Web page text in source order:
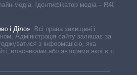
медіа. Ідентифікатор медіа – R40-
і Діло» Всі права захищені і
Адміністрація сайту залишає за
з інформацією, яка
власниками або авторами якої є треті